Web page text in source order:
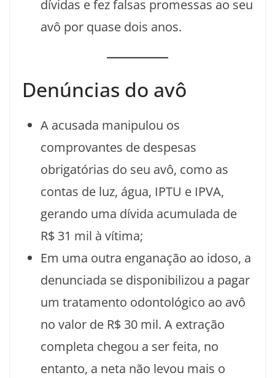
dívidas e fez falsas promessas ao seu
avô por quase dois anos.
Denúncias do avô
A acusada manipulou os
comprovantes de despesas
obrigatórias do seu avô, como as
contas de luz, água, IPTU e IPVA,
gerando uma dívida acumulada de
R$ 31 mil à vítima;
Em uma outra enganação ao idoso, a
denunciada se disponibilizou a pagar
um tratamento odontológico ao avô
no valor de R$ 30 mil. A extração
completa chegou a ser feita, no
entanto, a neta não levou mais o